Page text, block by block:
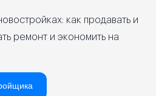
как продавать и
ремонт и экономить на